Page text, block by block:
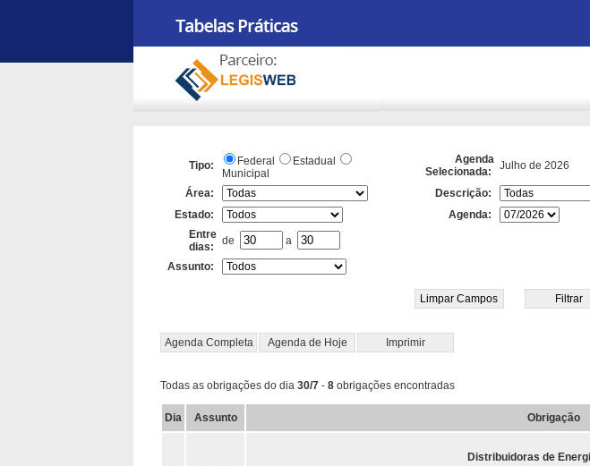
Tipo: Federal
Estadual
Municipal
Agenda
Selecionada:
Julho de 2026
Área:
Descrição:
Estado:
Agenda:
Entre
dias:
de a
Assunto:
Agenda Completa Agenda de Hoje Imprimir
Todas as obrigações do dia 30/7 - 8 obrigações encontradas
Dia Assunto Obrigação
Distribuidoras de